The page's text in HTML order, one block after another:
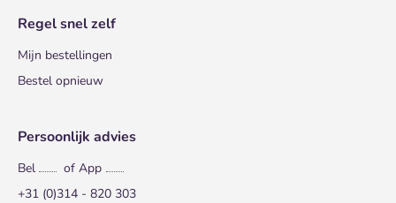
Regel snel zelf
Mijn bestellingen
Bestel opnieuw
Persoonlijk advies
Bel
of App
+31 (0)314 - 820 303